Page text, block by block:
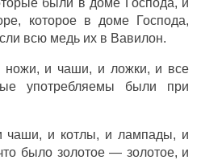
были в доме Господа, и
которое в доме Господа,
всю медь их в Вавилон.
ножи, и чаши, и ложки, и все
употребляемы были при
и котлы, и лампады, и
было золотое — золотое, и